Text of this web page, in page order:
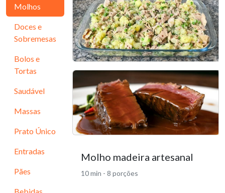
Molhos
Doces e
Sobremesas
Bolos e
Tortas
Saudável
Massas
Prato Único
Entradas
Pães
Salada de Batata
Mediterrânea
25 min - 5 porções
Molho madeira artesanal
10 min - 8 porções